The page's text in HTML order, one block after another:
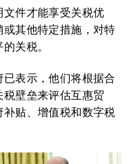
件才能享受关税优
其他特定措施，对特
关税。
表示，他们将根据合
壁垒来评估互惠贸
贴、增值税和数字税